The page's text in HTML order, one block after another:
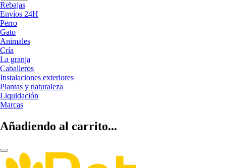
Rebajas
Envíos 24H
Perro
Gato
Animales
Cría
La granja
Caballeros
Instalaciones exteriores
Plantas y naturaleza
Liquidación
Marcas
Añadiendo al carrito...